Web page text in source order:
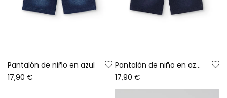
Pantalón de niño en azul
17,90 €
Pantalón de niño en azul marino
17,90 €